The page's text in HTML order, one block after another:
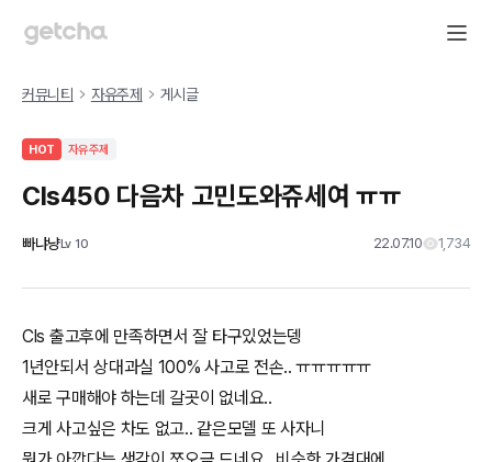
커뮤니티 자유주제 게시글
HOT 자유주제
Cls450 다음차 고민도와쥬세여 ㅠㅠ
빠냐냥Lv 10 22.07.10 1,734
Cls 출고후에 만족하면서 잘 타구있었는뎅
1년안되서 상대과실 100% 사고로 전손.. ㅠㅠㅠㅠㅠ
새로 구매해야 하는데 갈곳이 없네요..
크게 사고싶은 차도 없고.. 같은모델 또 사자니